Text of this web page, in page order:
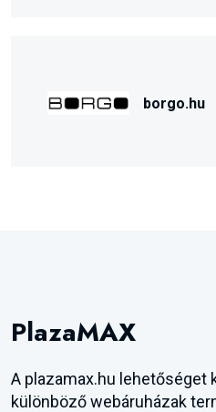
borgo.hu
PlazaMAX
A plazamax.hu lehetőséget
különböző webáruházak